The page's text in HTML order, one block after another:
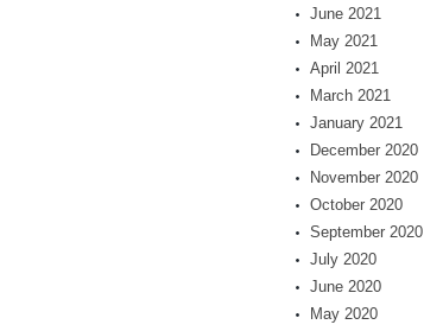
June 2021
May 2021
April 2021
March 2021
January 2021
December 2020
November 2020
October 2020
September 2020
July 2020
June 2020
May 2020